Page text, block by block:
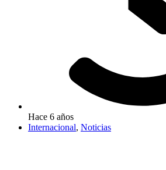
Hace 6 años
Internacional, Noticias